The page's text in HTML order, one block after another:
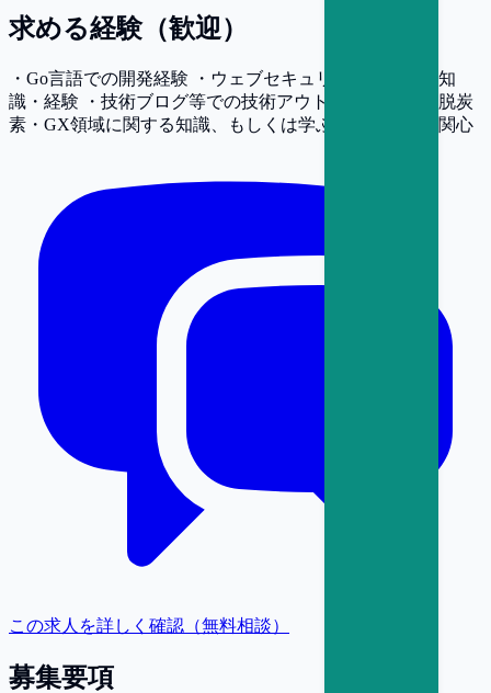
求める経験（歓迎）
・Go言語での開発経験 ・ウェブセキュリティに関する知
識・経験 ・技術ブログ等での技術アウトプット経験 ・脱炭
素・GX領域に関する知識、もしくは学ぶことへの強い関心
この求人を詳しく確認（無料相談）
募集要項